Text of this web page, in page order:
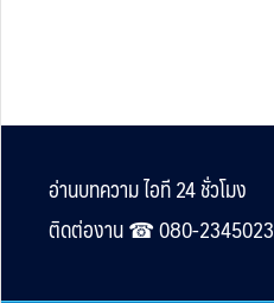
Footer
อ่านบทความ ไอที 24 ชั่วโมง
ติดต่องาน ☎︎ 080-2345023